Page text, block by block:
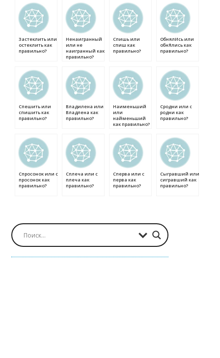
Застеклить или
остеклить как
правильно?
Ненаигранный
или не
наигранный как
правильно?
Спишь или
спиш как
правильно?
ОбнялИсь или
обнЯлись как
правильно?
Спешить или
спишить как
правильно?
Владилена или
Владлена как
правильно?
Наименьший
или
найменьший
как правильно?
Сродни или с
родни как
правильно?
Спросонок или с
просонок как
правильно?
Сплеча или с
плеча как
правильно?
Сперва или с
перва как
правильно?
Сыгравший или
сигравший как
правильно?